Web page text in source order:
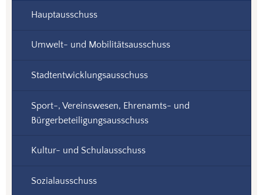
Hauptausschuss
Umwelt- und Mobilitätsausschuss
Stadtentwicklungsausschuss
Sport-, Vereinswesen, Ehrenamts- und
Bürgerbeteiligungsausschuss
Kultur- und Schulausschuss
Sozialausschuss